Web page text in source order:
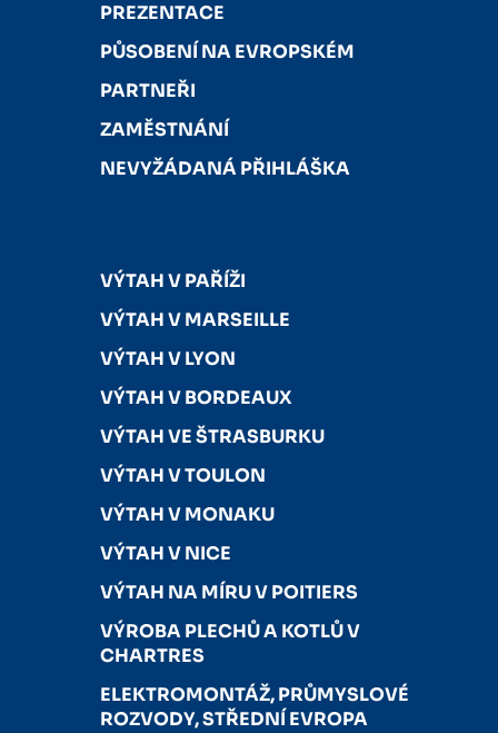
PREZENTACE
PŮSOBENÍ NA EVROPSKÉM
PARTNEŘI
ZAMĚSTNÁNÍ
NEVYŽÁDANÁ PŘIHLÁŠKA
VÝTAH V PAŘÍŽI
VÝTAH V MARSEILLE
VÝTAH V LYON
VÝTAH V BORDEAUX
VÝTAH VE ŠTRASBURKU
VÝTAH V TOULON
VÝTAH V MONAKU
VÝTAH V NICE
VÝTAH NA MÍRU V POITIERS
VÝROBA PLECHŮ A KOTLŮ V
CHARTRES
ELEKTROMONTÁŽ, PRŮMYSLOVÉ
ROZVODY, STŘEDNÍ EVROPA